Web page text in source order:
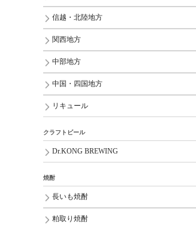
信越・北陸地方
関西地方
中部地方
中国・四国地方
リキュール
クラフトビール
Dr.KONG BREWING
焼酎
長いも焼酎
粕取り焼酎